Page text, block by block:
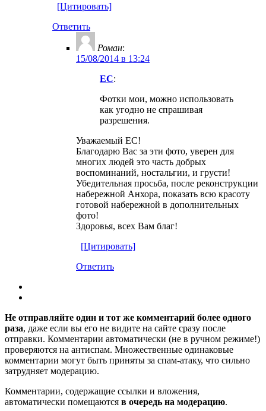
[Цитировать]
Ответить
Роман:
15/08/2014 в 13:24
EC:
Фотки мои, можно использовать
как угодно не спрашивая
разрешения.
Уважаемый ЕС!
Благодарю Вас за эти фото, уверен для
многих людей это часть добрых
воспоминаний, ностальгии, и грусти!
Убедительная просьба, после реконструкции
набережной Анхора, показать всю красоту
готовой набережной в дополнительных
фото!
Здоровья, всех Вам благ!
[Цитировать]
Ответить
Не отправляйте один и тот же комментарий более одного
раза, даже если вы его не видите на сайте сразу после
отправки. Комментарии автоматически (не в ручном режиме!)
проверяются на антиспам. Множественные одинаковые
комментарии могут быть приняты за спам-атаку, что сильно
затрудняет модерацию.
Комментарии, содержащие ссылки и вложения,
автоматически помещаются в очередь на модерацию.